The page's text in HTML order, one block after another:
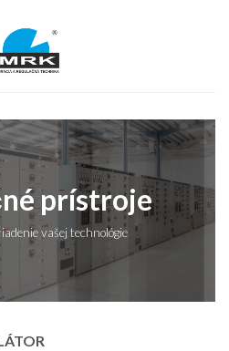
prístroje
vašej technológie